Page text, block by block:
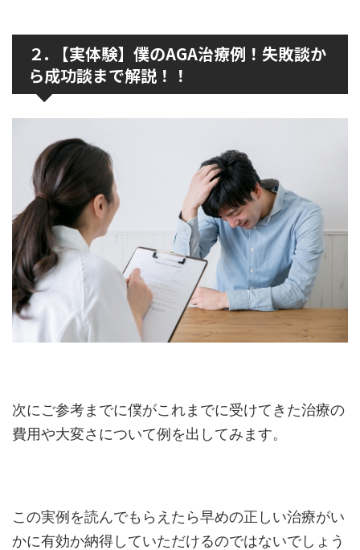
２. 【実体験】僕のAGA治療例！失敗談か
ら成功談まで解説！！
次にご参考までに僕がこれまでに受けてきた治療の
費用や大変さについて例を出してみます。
この実例を読んでもらえたら早めの正しい治療がい
かに有効か納得していただけるのではないでしょう